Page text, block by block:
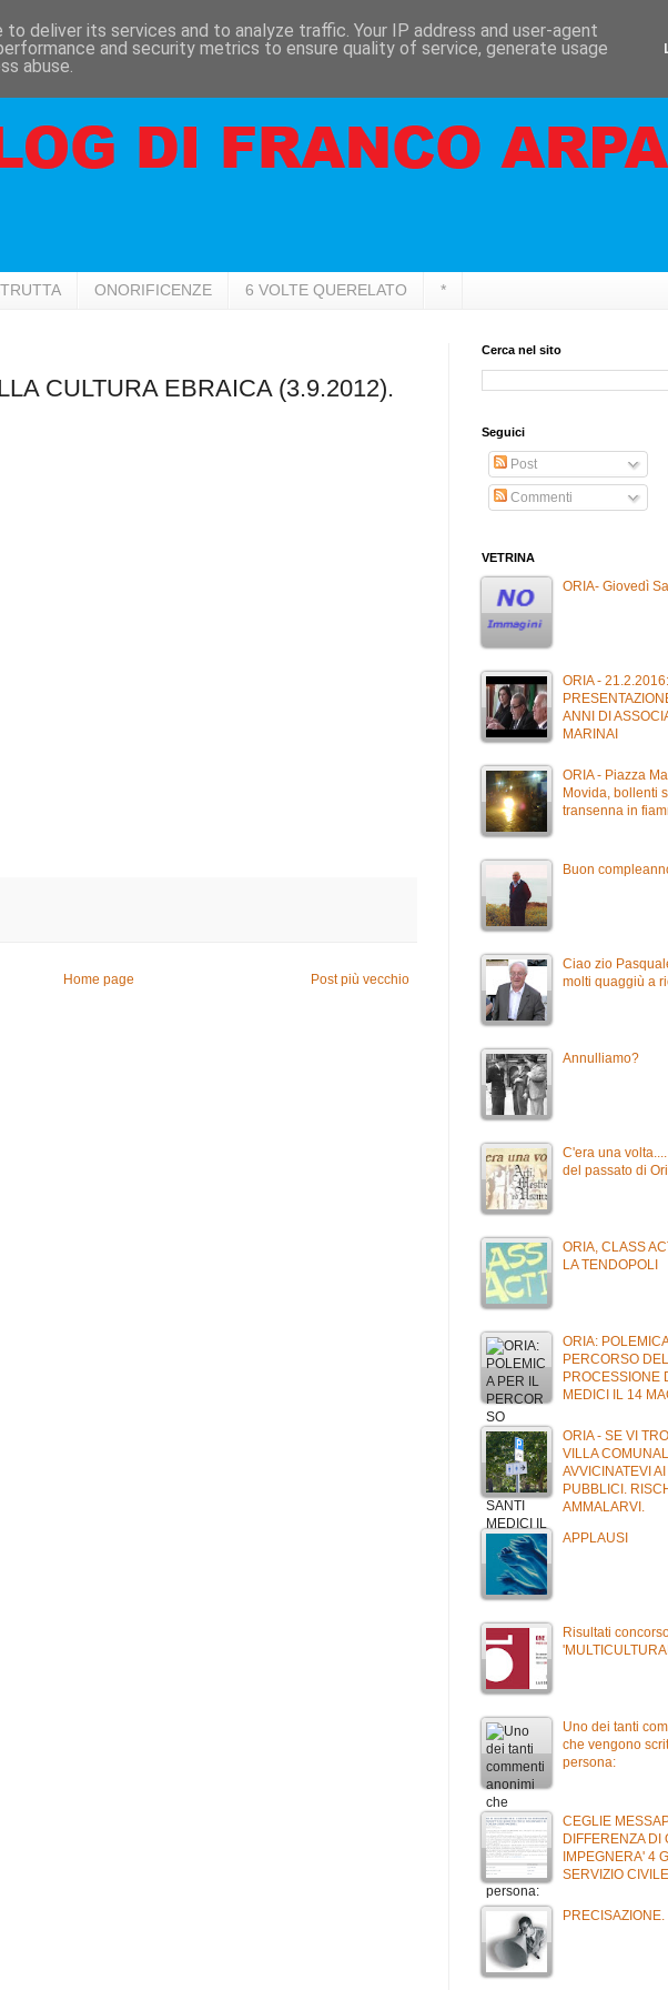
ONORIFICENZE 6 VOLTE QUERELATO *
CULTURA EBRAICA (3.9.2012).
Post più vecchio
Home page
Cerca nel sito
Seguici
Post
Commenti
VETRINA
ORIA- Giovedì
ORIA - 21.2.2016:
ANNI DI
MARINAI
ORIA - Piazza
Movida, bollenti
transenna in
Buon
Ciao zio
molti quaggiù a
Annulliamo?
C'era una
del passato di
ORIA, CLASS
LA TENDOPOLI
ORIA:
PERCORSO
PROCESSIONE
MEDICI IL 14
ORIA - SE VI
VILLA
AVVICINATEVI
PUBBLICI.
AMMALARVI.
APPLAUSI
Risultati
Uno dei tanti
che vengono
persona:
CEGLIE
DIFFERENZA DI
IMPEGNERA' 4
SERVIZIO
PRECISAZIONE.
deliver its services and to analyze traffic. Your IP address and user-agent
and security metrics to ensure quality of service, generate usage
abuse.